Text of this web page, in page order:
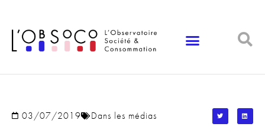
03/07/2019 Dans les médias